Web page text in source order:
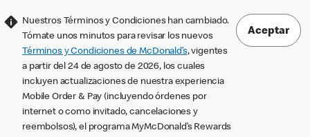
Nuestros Términos y Condiciones han cambiado.
Tómate unos minutos para revisar los nuevos
Términos y Condiciones de McDonald’s, vigentes
a partir del 24 de agosto de 2026, los cuales
incluyen actualizaciones de nuestra experiencia
Mobile Order & Pay (incluyendo órdenes por
internet o como invitado, cancelaciones y
reembolsos), el programa MyMcDonald’s Rewards
Aceptar